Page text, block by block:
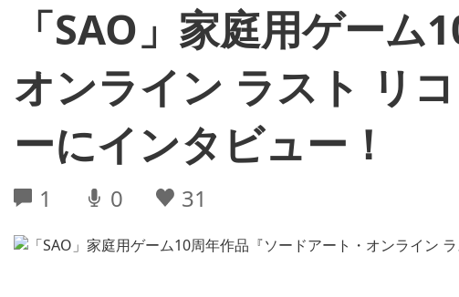
「SAO」家庭用ゲーム
オンライン ラスト リ
ーにインタビュー！
1 0 31